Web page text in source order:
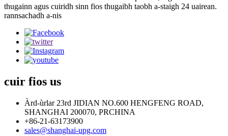
thugainn agus cuiridh sinn fios thugaibh taobh a-staigh 24 uairean.
rannsachadh a-nis
cuir fios us
Àrd-ùrlar 23rd JIDIAN NO.600 HENGFENG ROAD,
SHANGHAI 200070, PRCHINA
+86-21-63173900
sales@shanghai-upg.com